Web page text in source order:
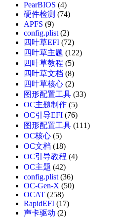
PearBIOS (4)
硬件检测 (74)
APFS (9)
config.plist(2)
四叶草EFI (72)
四叶草主题 (122)
四叶草教程 (5)
四叶草文档 (8)
四叶草核心 (2)
图形配置工具 (33)
OC主题制作 (5)
OC引导EFI (76)
图形配置工具 (111)
OC核心 (5)
OC文档 (18)
OC引导教程 (4)
OC主题 (42)
config.plist(36)
OC-Gen-X (50)
OCAT (258)
RapidEFI (17)
声卡驱动 (2)